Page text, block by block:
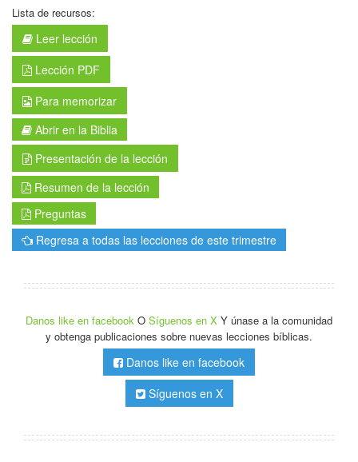
Lista de recursos:
Leer lección
Lección PDF
Para memorizar
Abrir en la Biblia
Presentación de la lección
Resumen de la lección
Preguntas
Regresa a todas las lecciones de este trimestre
Danos like en facebook O Síguenos en X Y únase a la comunidad
y obtenga publicaciones sobre nuevas lecciones bíblicas.
Danos like en facebook
Síguenos en X